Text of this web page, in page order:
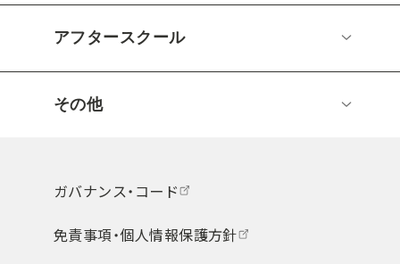
アフタースクール
その他
ガバナンス・コード
免責事項・個人情報保護方針